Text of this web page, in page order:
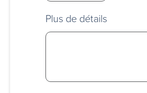
Plus de détails